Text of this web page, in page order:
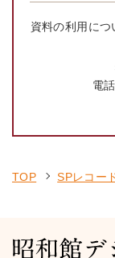
資料の利用につ
電
TOP SPレコー